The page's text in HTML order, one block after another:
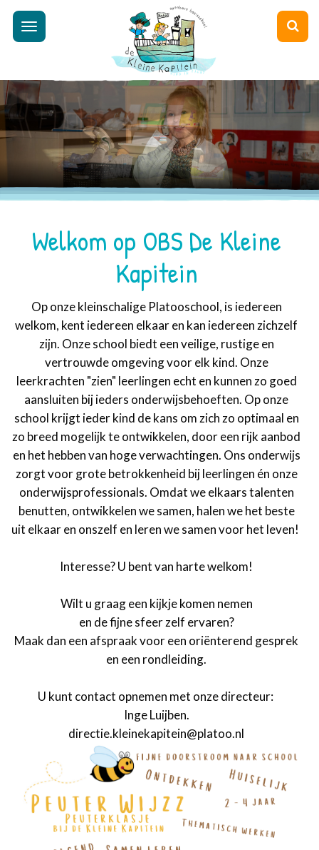
Toggle
Welkom op OBS De Kleine
Kapitein
Op onze kleinschalige Platooschool, is iedereen
welkom, kent iedereen elkaar en kan iedereen zichzelf
zijn. Onze school biedt een veilige, rustige en
vertrouwde omgeving voor elk kind. Onze
leerkrachten "zien" leerlingen echt en kunnen zo goed
aansluiten bij ieders onderwijsbehoeften. Op onze
school krijgt ieder kind de kans om zich zo optimaal en
zo breed mogelijk te ontwikkelen, door een rijk aanbod
en het hebben van hoge verwachtingen. Ons onderwijs
zorgt voor grote betrokkenheid bij leerlingen én onze
onderwijsprofessionals. Omdat we elkaars talenten
benutten, ontwikkelen we samen, halen we het beste
uit elkaar en onszelf en leren we samen voor het leven!
Interesse? U bent van harte welkom!
Wilt u graag een kijkje komen nemen
en de fijne sfeer zelf ervaren?
Maak dan een afspraak voor een oriënterend gesprek
en een rondleiding.
U kunt contact opnemen met onze directeur:
Inge Luijben.
directie.kleinekapitein@platoo.nl